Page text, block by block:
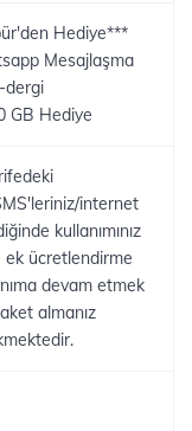
Hediye***
Mesajlaşma
dergi
GB Hediye
internet
kullanımınız
ücretlendirme
devam etmek
almanız